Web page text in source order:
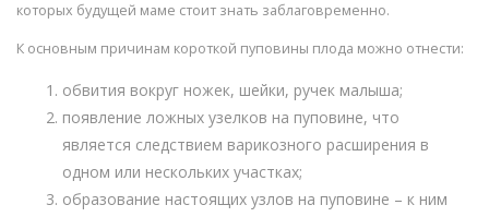
которых будущей маме стоит знать заблаговременно.
К основным причинам короткой пуповины плода можно отнести:
обвития вокруг ножек, шейки, ручек малыша;
появление ложных узелков на пуповине, что
является следствием варикозного расширения в
одном или нескольких участках;
образование настоящих узлов на пуповине – к ним